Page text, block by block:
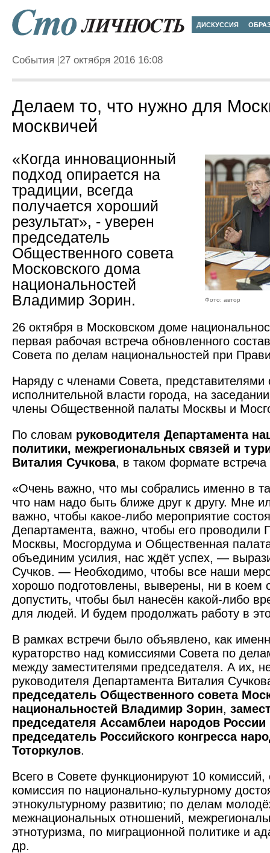
ДИСКУССИЯ
События 27 октября 2016 16:08
Делаем то, что нужно для
москвичей
Фото: автор
«Когда инновационный
подход опирается на
традиции, всегда
получается хороший
результат», - уверен
председатель
Общественного совета
Московского дома
национальностей
Владимир Зорин.
26 октября в Московском доме
первая рабочая встреча обновленного
Совета по делам национальностей при
Наряду с членами Совета, представителями
исполнительной власти города, на
члены Общественной палаты Москвы и
По словам руководителя Департамента
политики, межрегиональных связей и
Виталия Сучкова, в таком формате
«Очень важно, что мы собрались именно в
что нам надо быть ближе друг к другу. Мне
важно, чтобы какое-либо мероприятие
Департамента, важно, чтобы его проводили
Москвы, Мосгордума и Общественная
объединим усилия, нас ждёт успех, —
Сучков. — Необходимо, чтобы все наши
хорошо подготовлены, выверены, ни в коем
допустить, чтобы был нанесён какой-либо
для людей. И будем продолжать работу в
В рамках встречи было объявлено, как
кураторство над комиссиями Совета по
между заместителями председателя. А их,
руководителя Департамента Виталия
председатель Общественного совета
национальностей Владимир Зорин,
председателя Ассамблеи народов
председатель Российского конгресса
Тоторкулов.
Всего в Совете функционируют 10 комиссий,
комиссия по национально-культурному
этнокультурному развитию; по делам
межнациональных отношений,
этнотуризма, по миграционной политике и
др.